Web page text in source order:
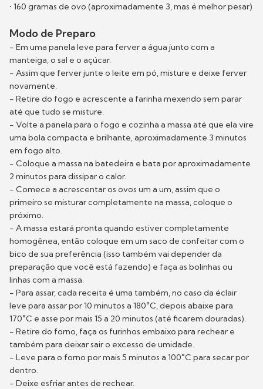
• 160 gramas de ovo (aproximadamente 3, mas é melhor pesar)
Modo de Preparo
- Em uma panela leve para ferver a água junto com a
manteiga, o sal e o açúcar.
- Assim que ferver junte o leite em pó, misture e deixe ferver
novamente.
- Retire do fogo e acrescente a farinha mexendo sem parar
até que tudo se misture.
- Volte a panela para o fogo e cozinha a massa até que ela vire
uma bola compacta e brilhante, aproximadamente 3 minutos
em fogo alto.
- Coloque a massa na batedeira e bata por aproximadamente
2 minutos para dissipar o calor.
- Comece a acrescentar os ovos um a um, assim que o
primeiro se misturar completamente na massa, coloque o
próximo.
- A massa estará pronta quando estiver completamente
homogênea, então coloque em um saco de confeitar com o
bico de sua preferência (isso também vai depender da
preparação que você está fazendo) e faça as bolinhas ou
linhas com a massa.
- Para assar, cada receita é uma também, no caso da éclair
leve para assar por 10 minutos a 180°C, depois abaixe para
170°C e asse por mais 15 a 20 minutos (até ficarem douradas).
- Retire do forno, faça os furinhos embaixo para rechear e
também para deixar sair o excesso de umidade.
- Leve para o forno por mais 5 minutos a 100°C para secar por
dentro.
- Deixe esfriar antes de rechear.